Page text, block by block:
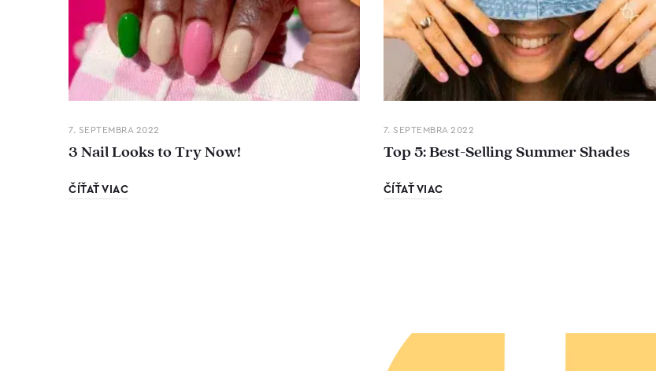
7. SEPTEMBRA 2022
3 Nail Looks to Try Now!
ČÍŤAŤ VIAC
7. SEPTEMBRA 2022
Top 5: Best-Selling Summer Shades
ČÍŤAŤ VIAC